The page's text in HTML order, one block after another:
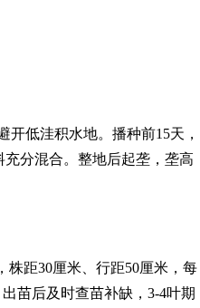
低洼积水地。播种前15天，
分混合。整地后起垄，垄高
距30厘米、行距50厘米，每
苗后及时查苗补缺，3-4叶期